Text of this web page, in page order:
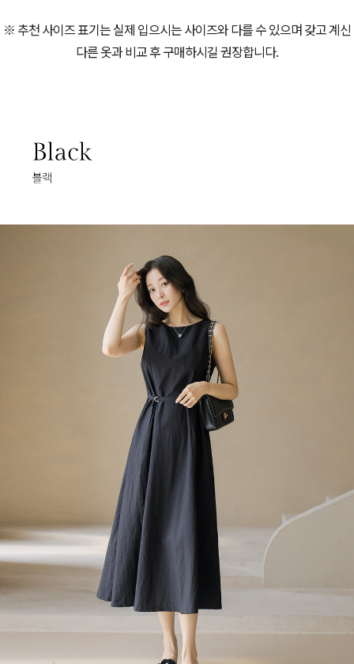
※ 추천 사이즈 표기는 실제 입으시는 사이즈와 다를 수 있으며 갖고 계신
다른 옷과 비교 후 구매하시길 권장합니다.